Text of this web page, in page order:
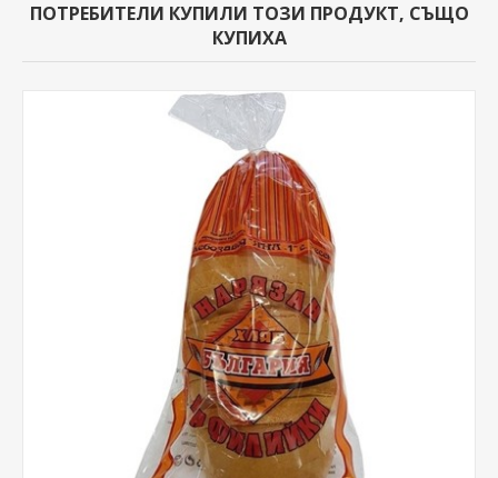
ПОТРЕБИТЕЛИ КУПИЛИ ТОЗИ ПРОДУКТ, СЪЩО
КУПИХА